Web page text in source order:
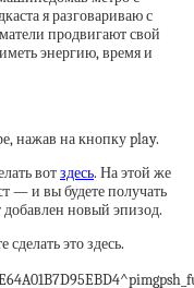
я разговариваю с
продвигают свой
энергию, время и
нажав на кнопку play.
вотздесь. На этой же
— и вы будете получать
новый эпизод.
это здесь.